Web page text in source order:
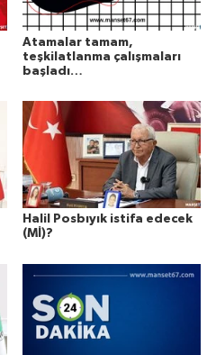
Atamalar tamam,
teşkilatlanma çalışmaları
başladı…
Halil Posbıyık istifa edecek
(Mİ)?